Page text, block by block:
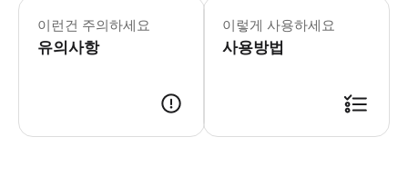
이런건 주의하세요
유의사항
이렇게 사용하세요
사용방법